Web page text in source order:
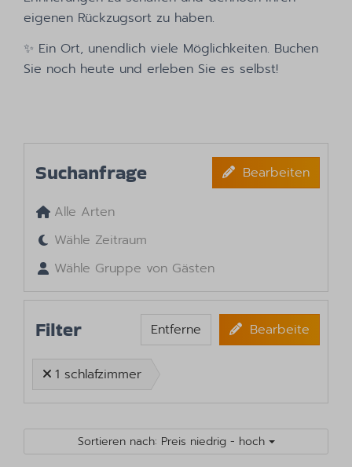
eigenen Rückzugsort zu haben.
✨ Ein Ort, unendlich viele Möglichkeiten. Buchen
Sie noch heute und erleben Sie es selbst!
Suchanfrage Bearbeiten
Alle Arten
Wähle Zeitraum
Wähle Gruppe von Gästen
Filter Entferne Bearbeite
1 schlafzimmer
Sortieren nach: Preis niedrig - hoch